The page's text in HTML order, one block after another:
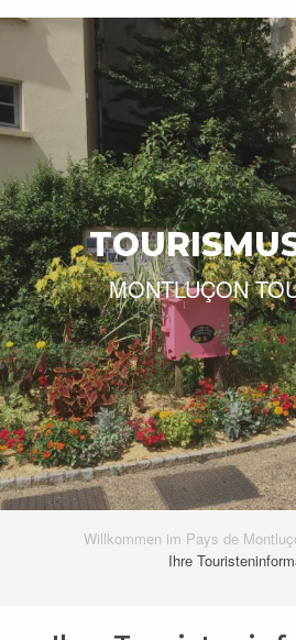
MONTLUÇON
Willkommen im Pays de
Ihre